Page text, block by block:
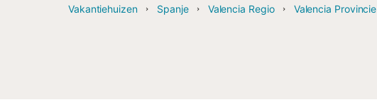
Vakantiehuizen Spanje Valencia Regio Valencia Provincie